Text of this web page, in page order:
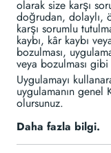
olarak size karşı
doğrudan, dolaylı,
karşı sorumlu
kaybı, kâr kaybı
bozulması,
veya bozulması
Uygulamayı
uygulamanın genel
olursunuz.
Daha fazla bilgi.